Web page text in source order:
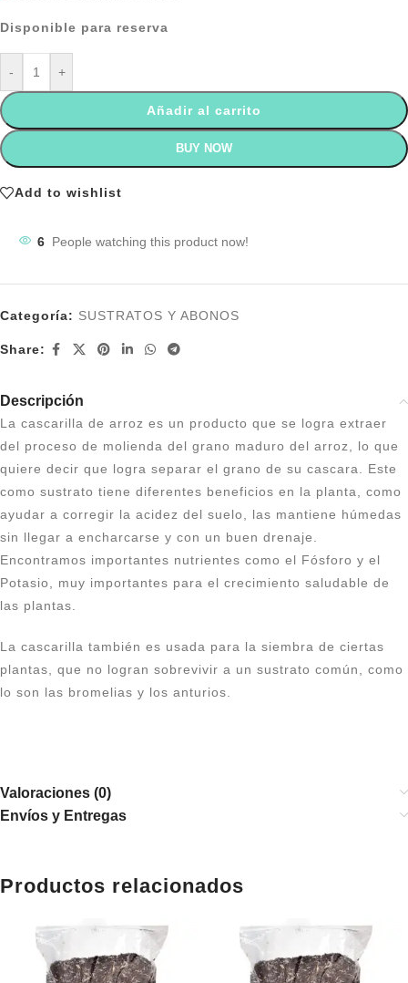
Disponible para reserva
- +
Añadir al carrito
BUY NOW
Add to wishlist
6 People watching this product now!
Categoría: SUSTRATOS Y ABONOS
Share:
Descripción
La cascarilla de arroz es un producto que se logra extraer
del proceso de molienda del grano maduro del arroz, lo que
quiere decir que logra separar el grano de su cascara. Este
como sustrato tiene diferentes beneficios en la planta, como
ayudar a corregir la acidez del suelo, las mantiene húmedas
sin llegar a encharcarse y con un buen drenaje.
Encontramos importantes nutrientes como el Fósforo y el
Potasio, muy importantes para el crecimiento saludable de
las plantas.
La cascarilla también es usada para la siembra de ciertas
plantas, que no logran sobrevivir a un sustrato común, como
lo son las bromelias y los anturios.
Valoraciones (0)
Envíos y Entregas
Productos relacionados